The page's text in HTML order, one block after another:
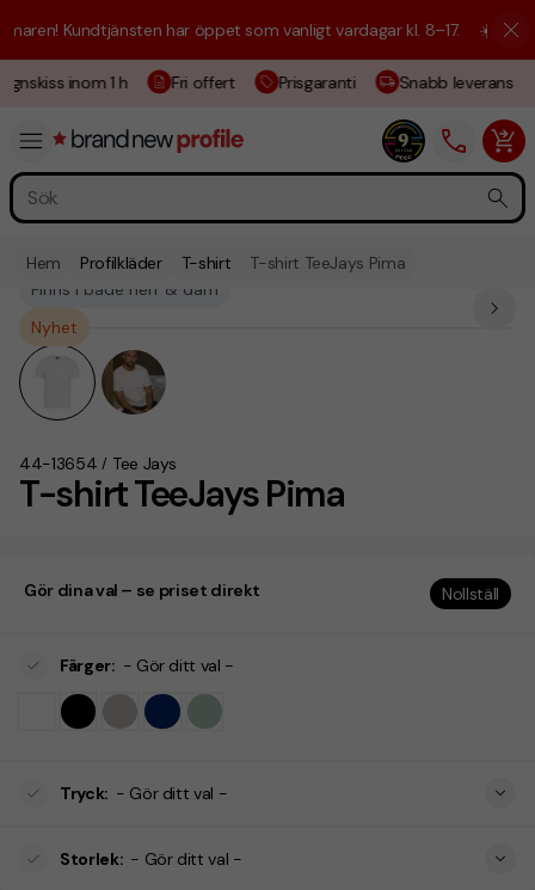
Kundtjänsten har öppet som vanligt vardagar kl. 8–17. ☀️ Vi är här
inom 1 h Fri offert Prisgaranti Snabb leverans
Hem Profilkläder T-shirt T-shirt TeeJays Pima
T-shirt TeeJays Pima
44-13654 / Tee Jays
Nyhet
Finns i både herr & dam
Gör dina val – se priset direkt Nollställ
Färger: - Gör ditt val -
Tryck: - Gör ditt val -
Storlek: - Gör ditt val -